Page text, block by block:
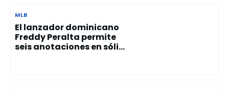
MLB
El lanzador dominicano
Freddy Peralta permite
seis anotaciones en sóli...